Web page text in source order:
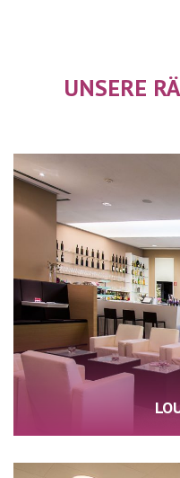
UNSERE